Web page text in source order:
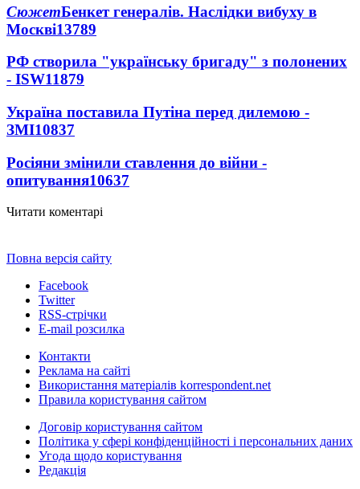
СюжетБенкет генералів. Наслідки вибуху в
Москві13789
РФ створила "українську бригаду" з полонених
- ISW11879
Україна поставила Путіна перед дилемою -
ЗМІ10837
Росіяни змінили ставлення до війни -
опитування10637
Читати коментарі
Повна версія сайту
Facebook
Twitter
RSS-стрічки
E-mail розсилка
Контакти
Реклама на сайті
Використання матеріалів korrespondent.net
Правила користування сайтом
Договір користування сайтом
Політика у сфері конфіденційності і персональних даних
Угода щодо користування
Редакція